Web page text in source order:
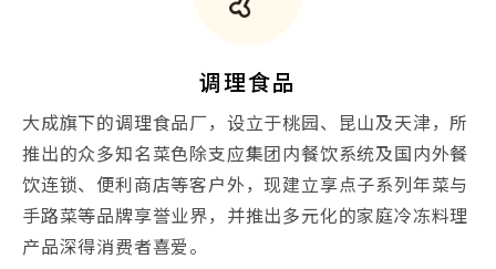
调理食品
大成旗下的调理食品厂，设立于桃园、昆山及天津，所
推出的众多知名菜色除支应集团内餐饮系统及国内外餐
饮连锁、便利商店等客户外，现建立享点子系列年菜与
手路菜等品牌享誉业界，并推出多元化的家庭冷冻料理
产品深得消费者喜爱。